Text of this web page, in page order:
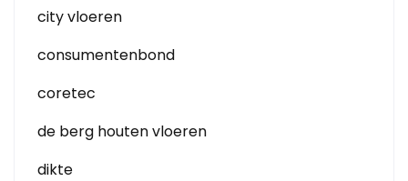
city vloeren
consumentenbond
coretec
de berg houten vloeren
dikte